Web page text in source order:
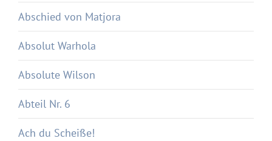
Abschied von Matjora
Absolut Warhola
Absolute Wilson
Abteil Nr. 6
Ach du Scheiße!